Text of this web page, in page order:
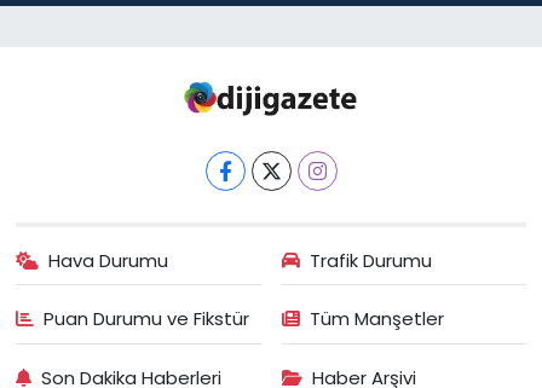
Hava Durumu Trafik Durumu
Puan Durumu ve Fikstür Tüm Manşetler
Son Dakika Haberleri Haber Arşivi